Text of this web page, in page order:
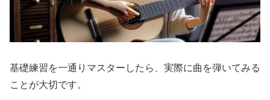
基礎練習を一通りマスターしたら、実際に曲を弾いてみる
ことが大切です。